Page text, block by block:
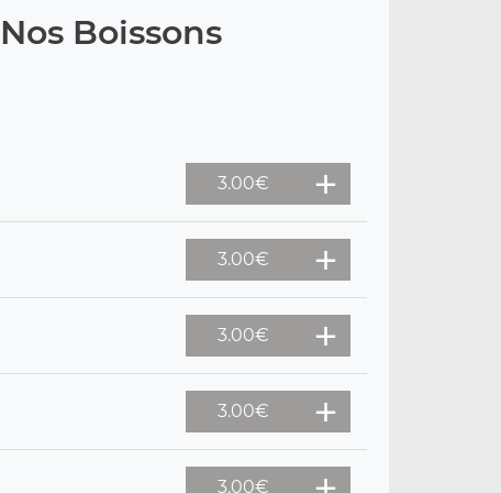
Nos Boissons
3.00€
3.00€
3.00€
3.00€
3.00€